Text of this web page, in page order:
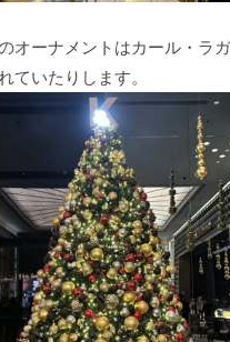
オーナメントはカール・ラ
ていたりします。